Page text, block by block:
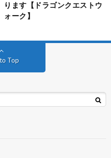
ります【ドラゴンクエストウ
ォーク】
Top